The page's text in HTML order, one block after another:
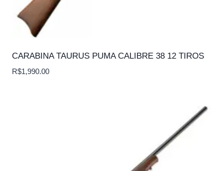
CARABINA TAURUS PUMA CALIBRE 38 12 TIROS
R$1,990.00